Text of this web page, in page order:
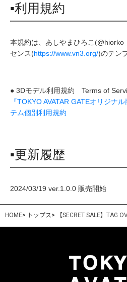
▪利用規約
本規約は、あしやまひろこ
センス(https://www.vn3.org/)のテン
● 3Dモデル利用規約 Terms of
『TOKYO AVATAR GATEオリジナ
テム個別利用規約
▪更新履歴
2024/03/19 ver.1.0.0 販売開始
HOME> トップス> 【SECRET SALE】TAG